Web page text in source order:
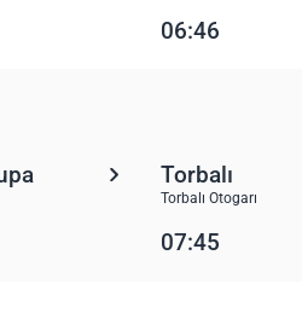
06:46
Torbalı
Torbalı Otogarı
07:45